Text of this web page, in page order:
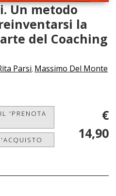
Un metodo
la
del Coaching
Parsi, Massimo Del Monte
'PRENOTA
€
14,90